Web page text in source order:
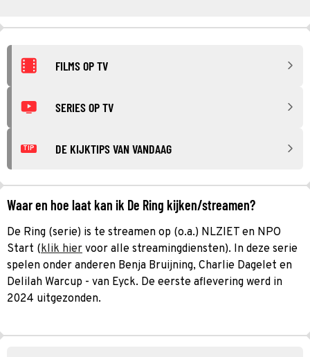
FILMS OP TV
SERIES OP TV
TIP DE KIJKTIPS VAN VANDAAG
Waar en hoe laat kan ik De Ring kijken/streamen?
De Ring (serie) is te streamen op (o.a.) NLZIET en NPO
Start (klik hier voor alle streamingdiensten). In deze serie
spelen onder anderen Benja Bruijning, Charlie Dagelet en
Delilah Warcup - van Eyck. De eerste aflevering werd in
2024 uitgezonden.